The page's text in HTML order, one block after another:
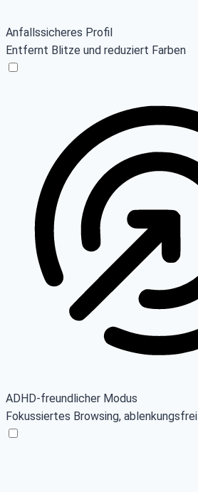
Anfallssicheres Profil
Entfernt Blitze und reduziert Farben
ADHD-freundlicher Modus
Fokussiertes Browsing, ablenkungsfrei